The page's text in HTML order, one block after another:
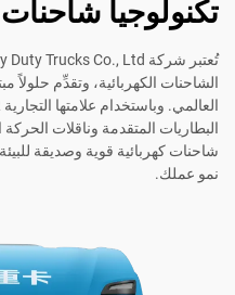
تكنولوجيا
الشاحنات الكهربائية، وتقدِّم حلولاً
البطاريات المتقدمة وناقلات الحركة
نمو عملك.